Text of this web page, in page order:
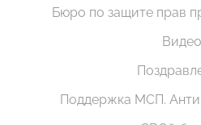
Бюро по защите прав
Видео
Поддержка МСП.